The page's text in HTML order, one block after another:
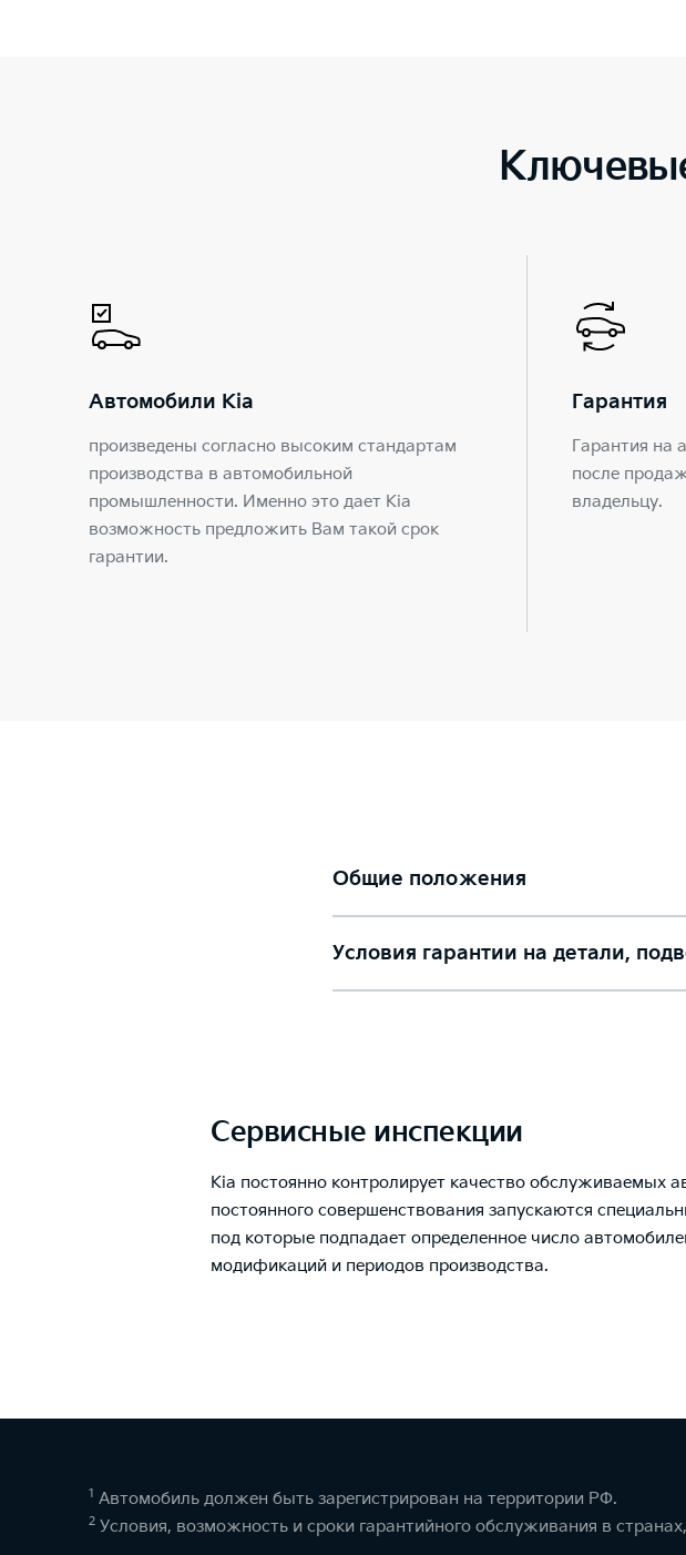
Автомобили Kia
произведены согласно высоким стандартам
производства в автомобильной
промышленности. Именно это дает Kia
возможность предложить Вам такой срок
гарантии.
Гарантия
Гарантия на
после
владельцу.
Общие положения
Условия гарантии на детали,
Сервисные инспекции
Kia постоянно контролирует качество обслуживаемых
постоянного совершенствования запускаются
под которые подпадает определенное число
модификаций и периодов производства.
1 Автомобиль должен быть зарегистрирован на территории РФ.
2 Условия, возможность и сроки гарантийного обслуживания в